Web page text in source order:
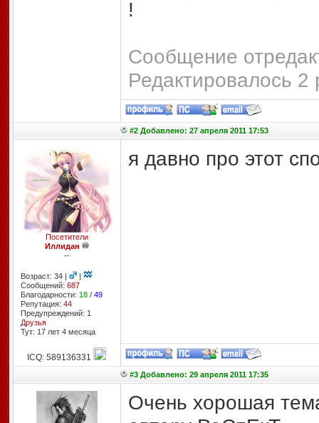
!
Сообщение
Редактировалось 2
#2 Добавлено: 27 апреля 2011 17:53
Посетители
Иллидан
--
Возраст: 34 |
|
Сообщений: 687
Благодарности: 18/ 49
Репутация: 44
Предупреждений: 1
Друзья
Тут: 17 лет 4 месяцa
я давно про этот
ICQ: 589136331
#3 Добавлено: 29 апреля 2011 17:35
Очень хорошая